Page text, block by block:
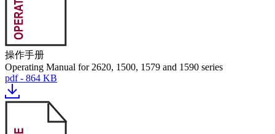
操作手册
Operating Manual for 2620, 1500, 1579 and 1590 series
pdf - 864 KB